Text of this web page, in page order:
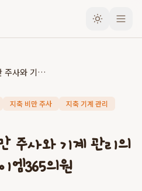
지축 다이어트, 비만 주사와 기계 관리의 완벽한 조화: 지축이엠365의원
지축 비만 주사
지축 기계 관리
주사와 기계 관리의
엠365의원